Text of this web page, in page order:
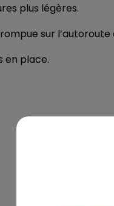
FM
plus légères.
sur
en place.
MACHINE -